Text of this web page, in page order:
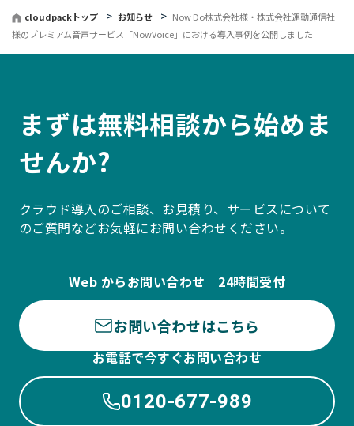
cloudpackトップ お知らせ
Now Do株式会社様・株式会社運動通信社
様のプレミアム音声サービス「NowVoice」における導入事例を公開しました
まずは無料相談から始めま
せんか?
クラウド導入のご相談、お見積り、サービスについて
のご質問などお気軽にお問い合わせください。
Web からお問い合わせ 24時間受付
お問い合わせはこちら
お電話で今すぐお問い合わせ
0120-677-989